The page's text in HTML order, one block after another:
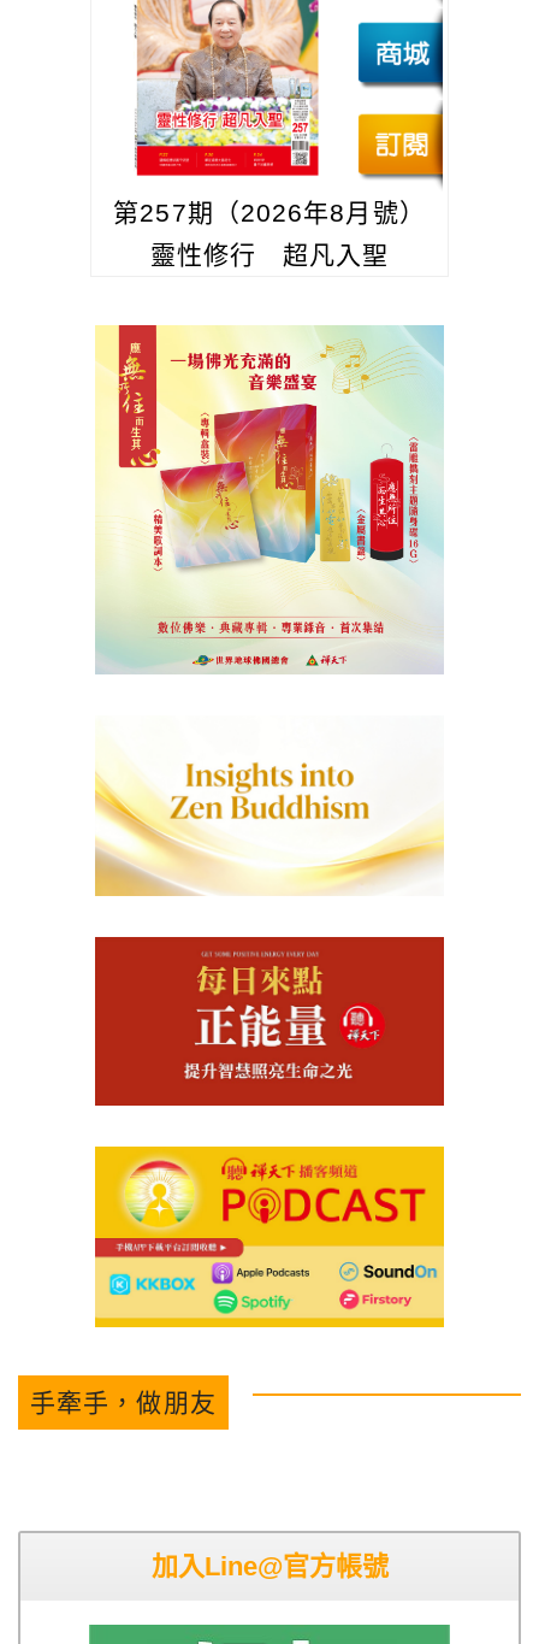
第257期（2026年8月號）
靈性修行 超凡入聖
手牽手，做朋友
加入Line@官方帳號